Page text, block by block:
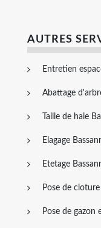
AUTRES
Entretien
Abattage
Taille de haie
Elagage
Etetage
Pose de
Pose de gazon